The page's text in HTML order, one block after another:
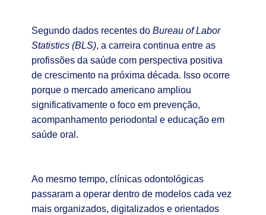
Segundo dados recentes do Bureau of Labor
Statistics (BLS), a carreira continua entre as
profissões da saúde com perspectiva positiva
de crescimento na próxima década. Isso ocorre
porque o mercado americano ampliou
significativamente o foco em prevenção,
acompanhamento periodontal e educação em
saúde oral.
Ao mesmo tempo, clínicas odontológicas
passaram a operar dentro de modelos cada vez
mais organizados, digitalizados e orientados